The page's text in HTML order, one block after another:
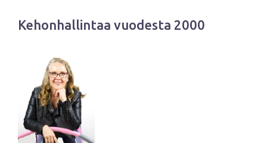
Kehonhallintaa vuodesta 2000